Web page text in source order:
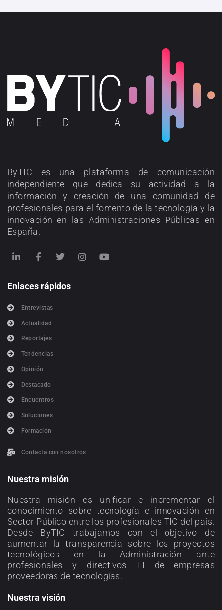
ByTIC es una plataforma de comunicación
independiente que dedica su actividad a la
información y creación de una comunidad de
profesionales para el fomento de la tecnología y la
innovación en las Administraciones Públicas en
España.
Enlaces rápidos
Entrevistas
Actualidad
Reportajes
Tendencias
Opinión
Destacado
Encuentros
Soluciones
Formación
Contacta con nosotros
Nuestra misión
Nuestra misión es unificar e incrementar el
conocimiento sobre tecnología e innovación en
Sector Público entre los profesionales TIC del país.
Desde ByTIC trabajamos con el objetivo de
aumentar la transparencia sobre los proyectos
tecnológicos en la Administración ante
profesionales y directivos TI de empresas
proveedoras de tecnologías.
Nuestra visión